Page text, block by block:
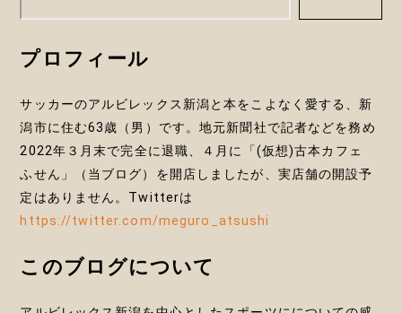
ョ
ン
プロフィール
サッカーのアルビレックス新潟と本をこよなく愛する、新
潟市に住む63歳（男）です。地元新聞社で記者などを務め
2022年３月末で完全に退職、４月に「(仮想)古本カフェ
ふせん」（当ブログ）を開店しましたが、実店舗の開設予
定はありません。Twitterは
https://twitter.com/meguro_atsushi
このブログについて